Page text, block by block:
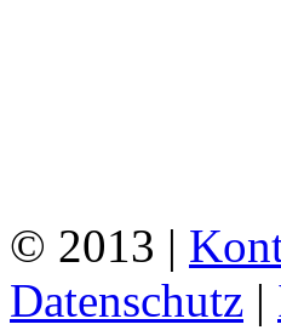
© 2013 |
Datenschutz |